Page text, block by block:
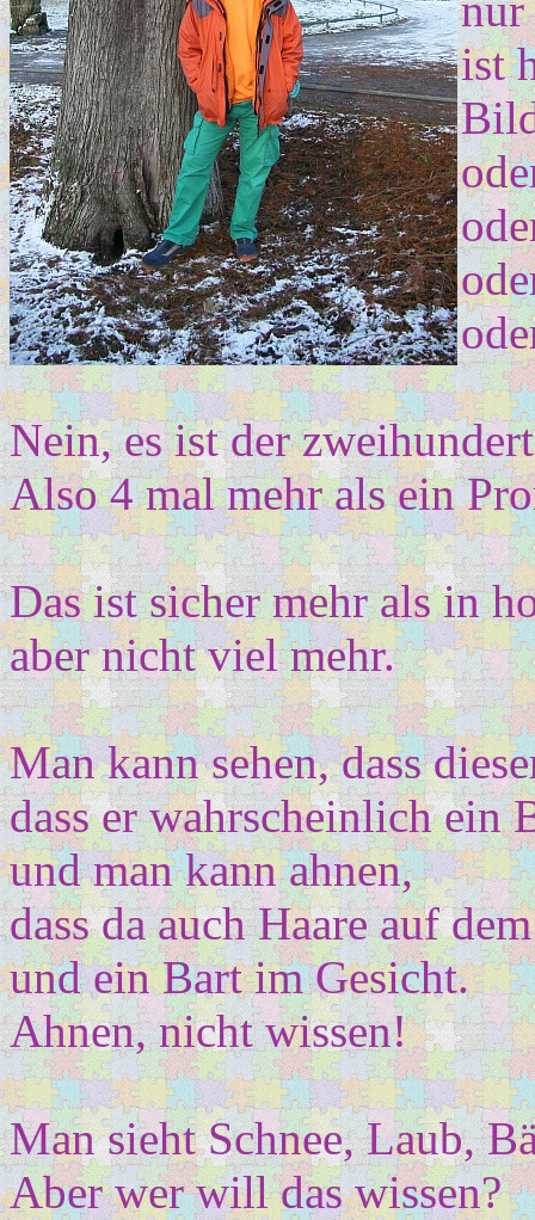
nur
ist
Nein, es ist der
Also 4 mal mehr als ein
Das ist sicher mehr als in
aber nicht viel mehr.
Man kann sehen, dass
dass er wahrscheinlich ein
und man kann ahnen,
dass da auch Haare auf
und ein Bart im Gesicht.
Ahnen, nicht wissen!
Man sieht Schnee, Laub,
Aber wer will das wissen?